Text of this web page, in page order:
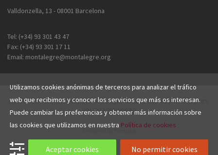
Valldonzella, 13 - 08001 Barcelona
Tel: (+34) 93 301 43 47
Fax: (+34) 93 301 17 11
Email: montalegre@montalegre.org
© 2016 Esglèsia de Santa Maria de Montalegre ·AVISO LEGAL·POLÍTICA COOKIES
POLÍTICA PRIVACIDAD
Utilizamos cookies anónimas de terceros para analizar el tráfico
web que recibimos y conocer los servicios que más os interesan.
Puede cambiar las preferencias y obtener más información sobre
las cookies que utilizamos en nuestra Política de cookies
Aceptar cookies No permitir cookies